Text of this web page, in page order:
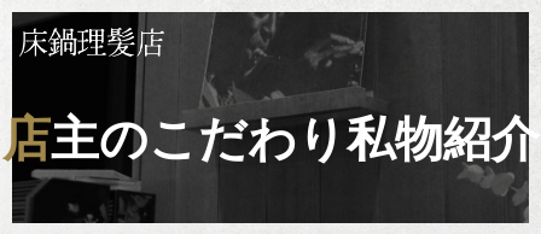
店主のこだわり私物紹介